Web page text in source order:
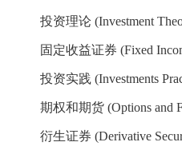
投资理论 (Investment
固定收益证券 (Fixed
投资实践 (Investments
期权和期货 (Options and
衍生证券 (Derivative